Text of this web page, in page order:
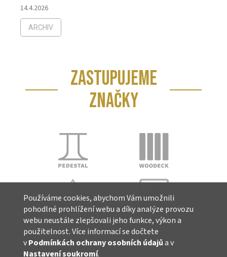
Používáme cookies, abychom Vám umožnili
pohodlné prohlížení webu a díky analýze provozu
webu neustále zlepšovali jeho funkce, výkon a
použitelnost. Více informací se dočtete
vPodmínkách ochrany osobních údajůa v
Nastavení soukromí.
14.4.2026
ARCHIV
ZASTUPUJEME
ZNAČKY